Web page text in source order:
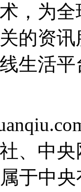
，为
的资
生活
、中
于中